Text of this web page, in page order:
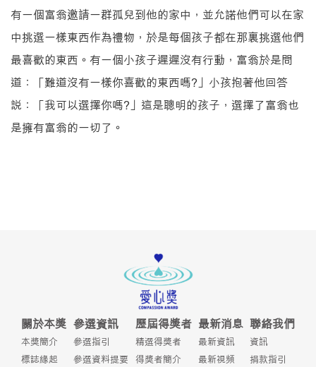
有一個富翁邀請一群孤兒到他的家中，並允諾他們可以在家
中挑選一樣東西作為禮物，於是每個孩子都在那裏挑選他們
最喜歡的東西。有一個小孩子遲遲沒有行動，富翁於是問
道：「難道沒有一樣你喜歡的東西嗎?」小孩抱著他回答
說：「我可以選擇你嗎?」這是聰明的孩子，選擇了富翁也
是擁有富翁的一切了。
關於本獎
本獎簡介
標誌緣起
參選資訊
參選指引
參選資料提要
歷屆得獎者
精選得獎者
得獎者簡介
最新消息
最新資訊
最新視頻
聯絡我們
資訊
捐款指引